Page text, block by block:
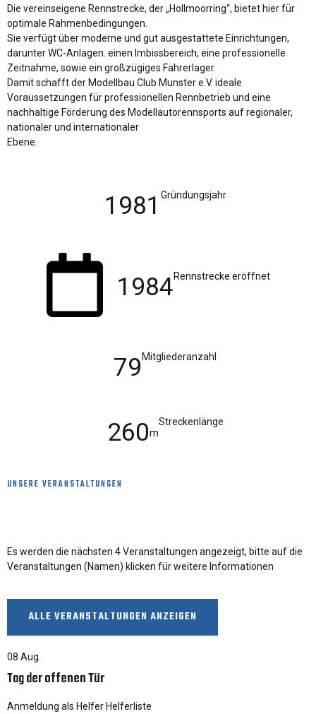
1981 Gründungsjahr
1984Rennstrecke eröffnet
79 Mitgliederanzahl
260m
Streckenlänge
Die vereinseigene Rennstrecke, der „Hollmoorring“, bietet hier für
optimale Rahmenbedingungen.
Sie verfügt über moderne und gut ausgestattete Einrichtungen,
darunter WC-Anlagen. einen Imbissbereich, eine professionelle
Zeitnahme, sowie ein großzügiges Fahrerlager.
Damit schafft der Modellbau Club Munster e.V. ideale
Voraussetzungen für professionellen Rennbetrieb und eine
nachhaltige Förderung des Modellautorennsports auf regionaler,
nationaler und internationaler
Ebene.
UNSERE VERANSTALTUNGEN
Es werden die nächsten 4 Veranstaltungen angezeigt, bitte auf die
Veranstaltungen (Namen) klicken für weitere Informationen
ALLE VERANSTALTUNGEN ANZEIGEN
08 Aug.
Tag der offenen Tür
Anmeldung als Helfer Helferliste